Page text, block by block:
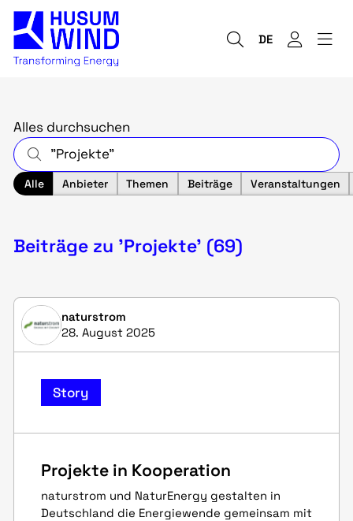
DE
Alles durchsuchen
Alle Anbieter Themen Beiträge Veranstaltungen
Beiträge zu 'Projekte' (69)
naturstrom
28. August 2025
Story
Projekte in Kooperation
naturstrom und NaturEnergy gestalten in
Deutschland die Energiewende gemeinsam mit